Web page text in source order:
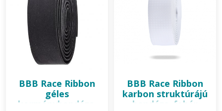
BBB Race Ribbon
géles
kormánybandázs,
BBB Race Ribbon
karbon struktúrájú
bandázs, fehér